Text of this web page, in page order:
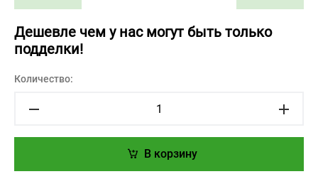
Дешевле чем у нас могут быть только
подделки!
Количество:
В корзину